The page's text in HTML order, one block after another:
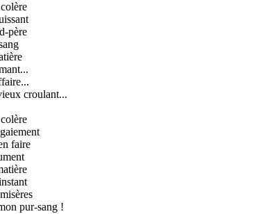
père
croulant...
faire
pur-sang !